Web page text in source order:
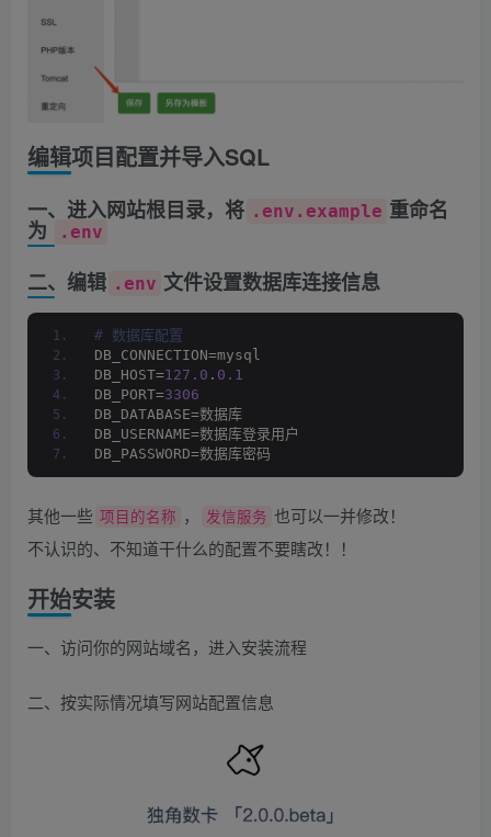
编辑项目配置并导入SQL
一、进入网站根目录，将 .env.example 重命名
为 .env
二、编辑 .env 文件设置数据库连接信息
# 数据库配置
DB_CONNECTION=mysql
DB_HOST=127.0 . 0.1
DB_PORT=3306
DB_DATABASE=数据库
DB_USERNAME=数据库登录用户
DB_PASSWORD=数据库密码
其他一些 项目的名称 ， 发信服务 也可以一并修改！
不认识的、不知道干什么的配置不要瞎改！！
开始安装
一、访问你的网站域名，进入安装流程
二、按实际情况填写网站配置信息